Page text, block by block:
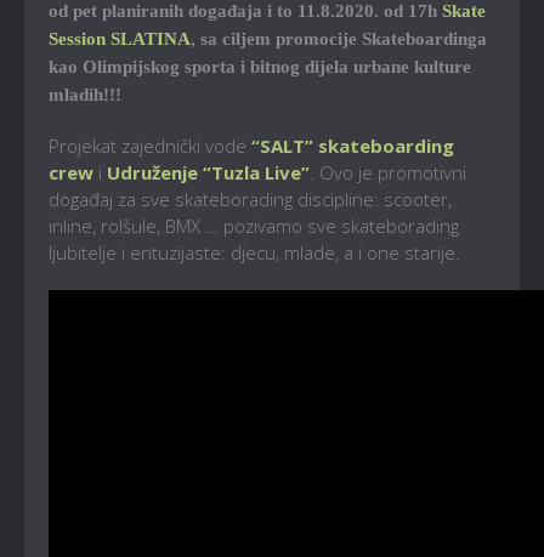
od pet planiranih događaja i to 11.8.2020. od 17h Skate
Session SLATINA, sa ciljem promocije Skateboardinga
kao Olimpijskog sporta i bitnog dijela urbane kulture
mladih!!!
Projekat zajednički vode “SALT” skateboarding
crew i Udruženje “Tuzla Live”. Ovo je promotivni
događaj za sve skateborading discipline: scooter,
inline, rolšule, BMX … pozivamo sve skateborading
ljubitelje i entuzijaste: djecu, mlade, a i one starije.